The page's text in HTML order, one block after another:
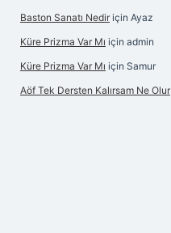
Baston Sanatı Nedir için Ayaz
Küre Prizma Var Mı için admin
Küre Prizma Var Mı için Samur
Aöf Tek Dersten Kalırsam Ne Olur